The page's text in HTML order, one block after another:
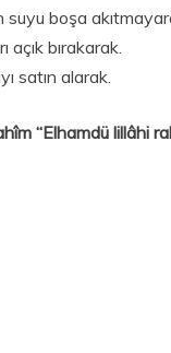
suyu boşa
açık bırakarak.
satın alarak.
“Elhamdü lillâhi